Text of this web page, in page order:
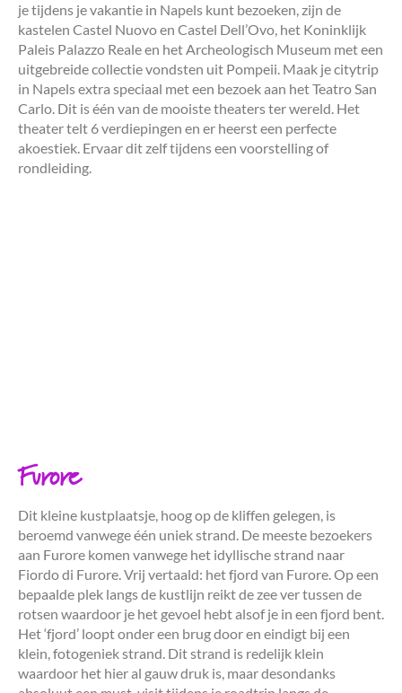
je tijdens je vakantie in Napels kunt bezoeken, zijn de
kastelen Castel Nuovo en Castel Dell’Ovo, het Koninklijk
Paleis Palazzo Reale en het Archeologisch Museum met een
uitgebreide collectie vondsten uit Pompeii. Maak je citytrip
in Napels extra speciaal met een bezoek aan het Teatro San
Carlo. Dit is één van de mooiste theaters ter wereld. Het
theater telt 6 verdiepingen en er heerst een perfecte
akoestiek. Ervaar dit zelf tijdens een voorstelling of
rondleiding.
Furore
Dit kleine kustplaatsje, hoog op de kliffen gelegen, is
beroemd vanwege één uniek strand. De meeste bezoekers
aan Furore komen vanwege het idyllische strand naar
Fiordo di Furore. Vrij vertaald: het fjord van Furore. Op een
bepaalde plek langs de kustlijn reikt de zee ver tussen de
rotsen waardoor je het gevoel hebt alsof je in een fjord bent.
Het ‘fjord’ loopt onder een brug door en eindigt bij een
klein, fotogeniek strand. Dit strand is redelijk klein
waardoor het hier al gauw druk is, maar desondanks